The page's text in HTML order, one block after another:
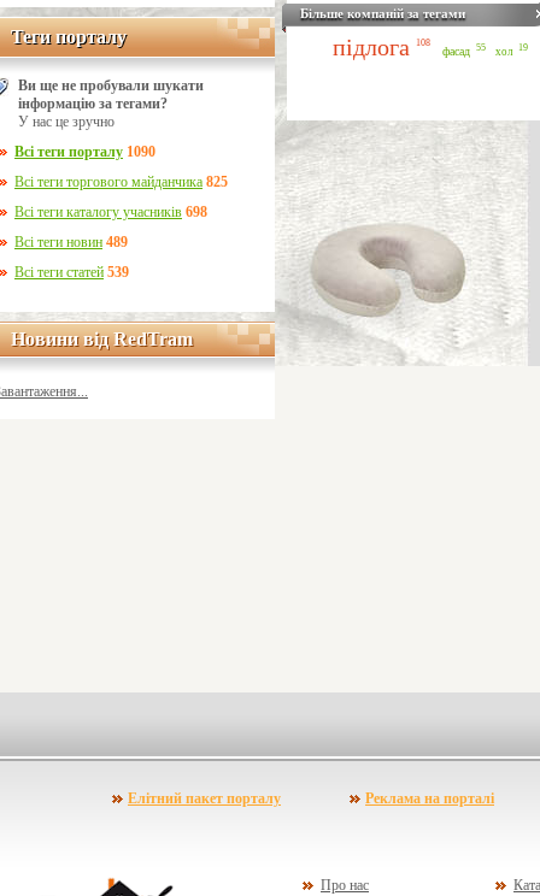
Теги порталу
Теги порталу
Ви ще не пробували шукати
інформацію за тегами?
У нас це зручно
Всі теги порталу 1090
Всі теги торгового майданчика 825
Всі теги каталогу учасників 698
Всі теги новин 489
Всі теги статей 539
Новини від RedTram
Новини від RedTram
Більше компаній за тегами
підлога 108
фасад 55 хол 19
Елітний пакет порталу Реклама на порталі
Про нас